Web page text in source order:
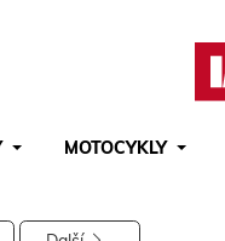
MOTOCYKLY